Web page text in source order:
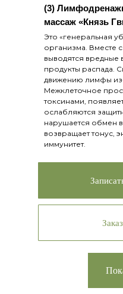
Это «генеральная
организма. Вместе
выводятся вредные
продукты распада.
движению лимфы из-
Межклеточное
токсинами,
ослабляются
нарушается обмен
возвращает тонус,
иммунитет.
(3)
массаж «Князь